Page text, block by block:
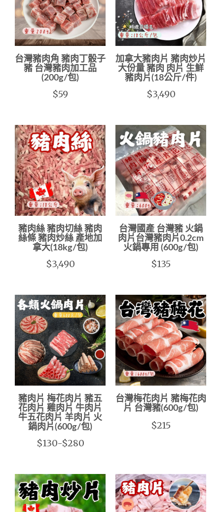
台灣豬肉角 豬肉丁骰子
豬 台灣豬肉加工品
(200g/包)
$59
加拿大豬肉片 豬肉炒片
大份量 豬肉 肉片 生鮮
豬肉片(18公斤/件)
$3,490
豬肉絲 豬肉切絲 豬肉
絲條 豬肉炒絲 產地加
拿大(18kg/包)
$3,490
台灣國產 台灣豬 火鍋
肉片台灣豬肉片0.2cm
火鍋專用 (600g/包)
$135
豬肉片 梅花肉片 豬五
花肉片 雞肉片 牛肉片
牛五花肉片 羊肉片 火
鍋肉片(600g/包)
$130-$280
台灣梅花肉片 豬梅花肉
片 台灣豬(600g/包)
$215